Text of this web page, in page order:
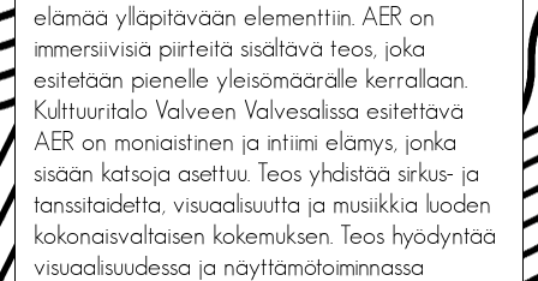
elämää ylläpitävään elementtiin. AER on
immersiivisiä piirteitä sisältävä teos, joka
esitetään pienelle yleisömäärälle kerrallaan.
Kulttuuritalo Valveen Valvesalissa esitettävä
AER on moniaistinen ja intiimi elämys, jonka
sisään katsoja asettuu. Teos yhdistää sirkus- ja
tanssitaidetta, visuaalisuutta ja musiikkia luoden
kokonaisvaltaisen kokemuksen. Teos hyödyntää
visuaalisuudessa ja näyttämötoiminnassa